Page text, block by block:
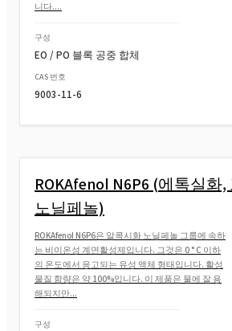
ROKAnol® LP911 (폴리
ROKAnol®LP1012(C12-
화, 프로폭시화)
ROKAnol(PPG-5-세테스-20)
니다....
구성
EO / PO 블록 공중 합체
CAS 번호
9003-11-6
ROKAfenol N6P6 (에톡실화
노닐페놀)
ROKAfenol N6P6은 알콕시화 노닐페놀 그룹에 속하
는 비이온성 계면활성제입니다. 그것은 0 ° C 이하
의 온도에서 응고되는 유성 액체 형태입니다. 활성
물질 함량은 약 100%입니다. 이 제품은 물에 잘 용
해되지만...
구성